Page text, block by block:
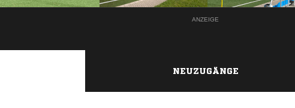
ANZEIGE
NEUZUGÄNGE